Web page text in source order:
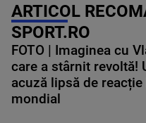
ARTICOL
SPORT.RO
FOTO | Imaginea cu
care a stârnit revoltă!
acuză lipsă de reacție
mondial